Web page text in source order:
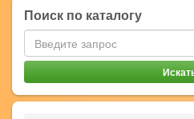
Поиск по каталогу